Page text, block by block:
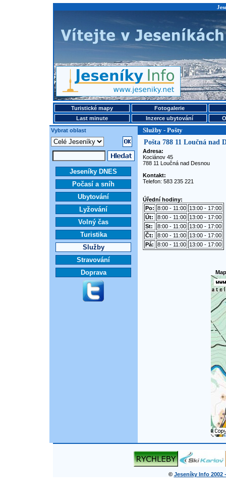
Turistické mapy
Fotogalerie
Last minute
Inzerce ubytování
Vybrat oblast
Služby - Pošty
Jeseníky DNES
Počasí a sníh
Ubytování
Lyžování
Volný čas
Turistika
Služby
Stravování
Doprava
Pošta 788 11 Loučná nad
Adresa:
Kociánov 45
788 11 Loučná nad Desnou
Kontakt:
Telefon: 583 235 221
Úřední hodiny:
Po: 8:00 - 11:00
13:00 - 17:00
Út:
8:00 - 11:00
13:00 - 17:00
St:
8:00 - 11:00
13:00 - 17:00
Čt:
8:00 - 11:00
13:00 - 17:00
Pá:
8:00 - 11:00 13:00 - 17:00
© Jeseníky Info 2002